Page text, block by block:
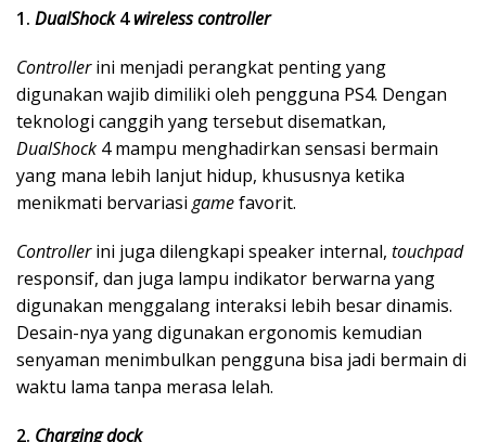
1. DualShock4wireless controller
Controllerini menjadi perangkat penting yang
digunakan wajib dimiliki oleh pengguna PS4. Dengan
teknologi canggih yang tersebut disematkan,
DualShock 4 mampu menghadirkan sensasi bermain
yang mana lebih lanjut hidup, khususnya ketika
menikmati bervariasi gamefavorit.
Controllerini juga dilengkapi speaker internal, touchpad
responsif, dan juga lampu indikator berwarna yang
digunakan menggalang interaksi lebih besar dinamis.
Desain-nya yang digunakan ergonomis kemudian
senyaman menimbulkan pengguna bisa jadi bermain di
waktu lama tanpa merasa lelah.
2. Charging dock